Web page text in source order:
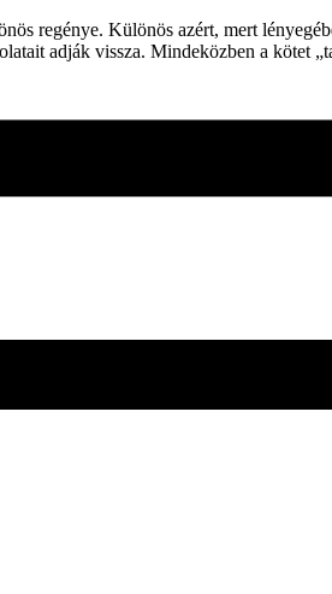
regénye. Különös azért, mert
adják vissza. Mindeközben a kötet